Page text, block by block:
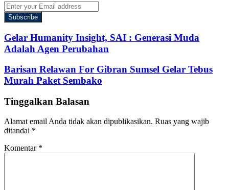
Enter
your
Email
address
Gelar Humanity Insight, SAI : Generasi Muda
Adalah Agen Perubahan
Barisan Relawan For Gibran Sumsel Gelar Tebus
Murah Paket Sembako
Tinggalkan Balasan
Alamat email Anda tidak akan dipublikasikan. Ruas yang wajib
ditandai *
Komentar *